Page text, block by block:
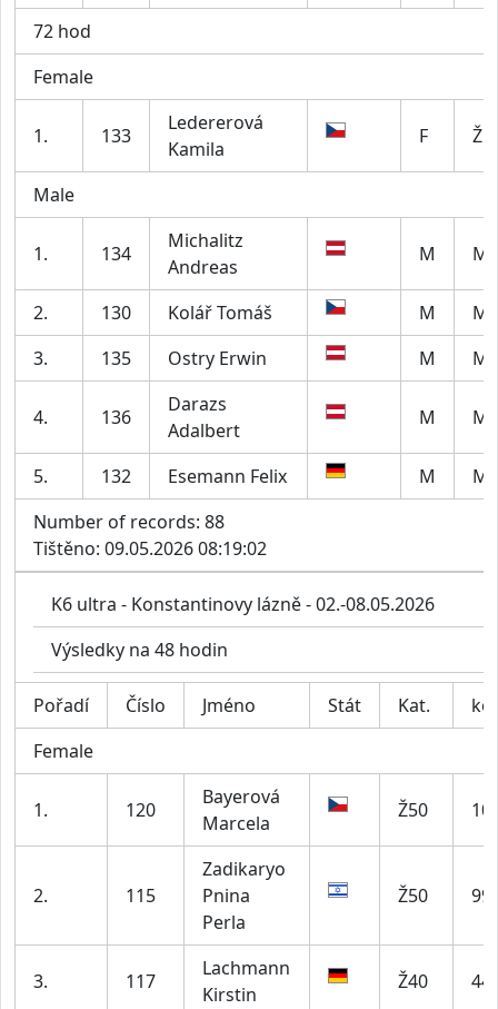
72 hod
Female
1. 133
Ledererová
Kamila
F
Male
1. 134
Michalitz
Andreas
M
2. 130 Kolář Tomáš M
3.
135 Ostry Erwin M
4. 136
Darazs
Adalbert
M
5. 132 Esemann Felix M
Number of records: 88
Tištěno: 09.05.2026 08:19:02
K6 ultra - Konstantinovy lázně - 02.-08.05.2026
Výsledky na 48 hodin
Pořadí Číslo Jméno Stát Kat.
kol
Female
1. 120
Bayerová
Marcela
Ž50
2. 115
Zadikaryo
Pnina
Perla
Ž50 99
3. 117
Lachmann
Kirstin
Ž40 44